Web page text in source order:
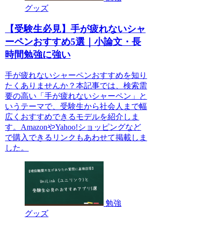
グッズ
【受験生必見】手が疲れないシャ
ーペンおすすめ5選｜小論文・長
時間勉強に強い
手が疲れないシャーペンおすすめを知り
たくありませんか？本記事では、検索需
要の高い「手が疲れないシャーペン」と
いうテーマで、受験生から社会人まで幅
広くおすすめできるモデルを紹介しま
す。AmazonやYahoo!ショッピングなど
で購入できるリンクもあわせて掲載しま
した。
勉強
グッズ